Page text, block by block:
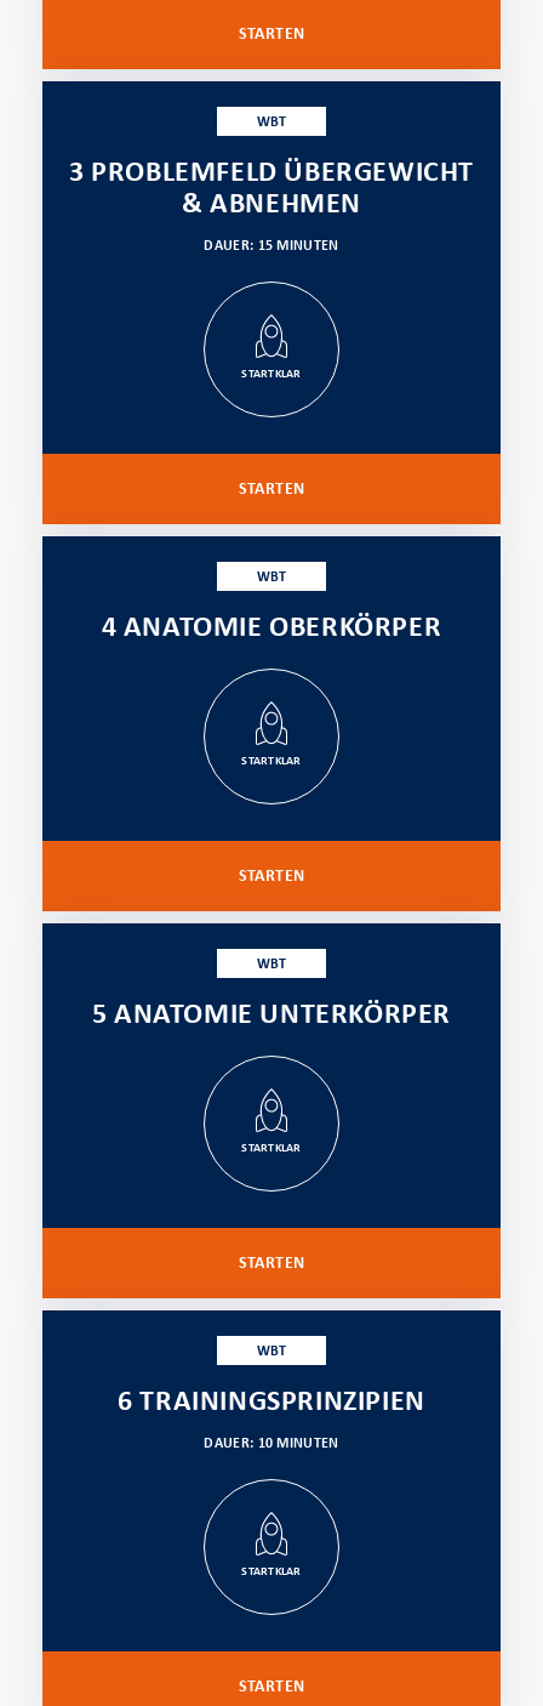
STARTEN
WBT
3 PROBLEMFELD ÜBERGEWICHT
& ABNEHMEN
DAUER: 15 MINUTEN
STARTKLAR
STARTEN
WBT
4 ANATOMIE OBERKÖRPER
STARTKLAR
STARTEN
WBT
5 ANATOMIE UNTERKÖRPER
STARTKLAR
STARTEN
WBT
6 TRAININGSPRINZIPIEN
DAUER: 10 MINUTEN
STARTKLAR
STARTEN